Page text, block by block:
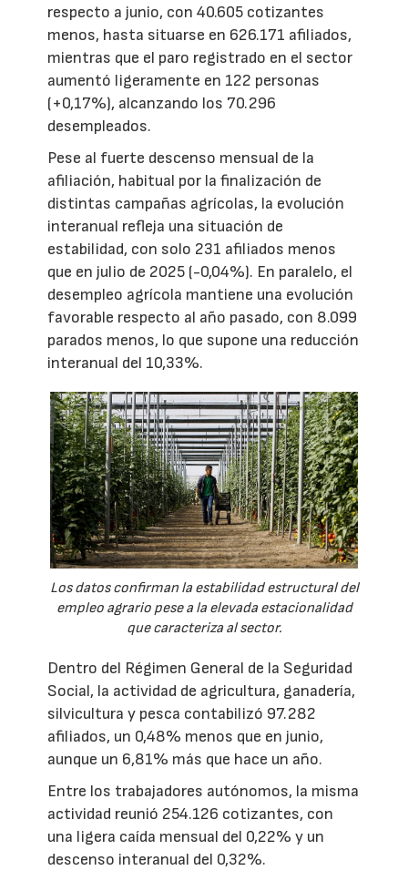
respecto a junio, con 40.605 cotizantes
menos, hasta situarse en 626.171 afiliados,
mientras que el paro registrado en el sector
aumentó ligeramente en 122 personas
(+0,17%), alcanzando los 70.296
desempleados.
Pese al fuerte descenso mensual de la
afiliación, habitual por la finalización de
distintas campañas agrícolas, la evolución
interanual refleja una situación de
estabilidad, con solo 231 afiliados menos
que en julio de 2025 (-0,04%). En paralelo, el
desempleo agrícola mantiene una evolución
favorable respecto al año pasado, con 8.099
parados menos, lo que supone una reducción
interanual del 10,33%.
Los datos confirman la estabilidad estructural del
empleo agrario pese a la elevada estacionalidad
que caracteriza al sector.
Dentro del Régimen General de la Seguridad
Social, la actividad de agricultura, ganadería,
silvicultura y pesca contabilizó 97.282
afiliados, un 0,48% menos que en junio,
aunque un 6,81% más que hace un año.
Entre los trabajadores autónomos, la misma
actividad reunió 254.126 cotizantes, con
una ligera caída mensual del 0,22% y un
descenso interanual del 0,32%.